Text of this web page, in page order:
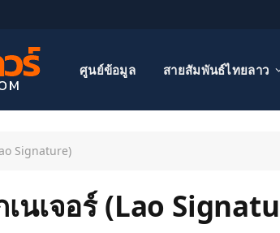
ศูนย์ข้อมูล สายสัมพันธ์ไทยลาว
Signature)
นเจอร์ (Lao